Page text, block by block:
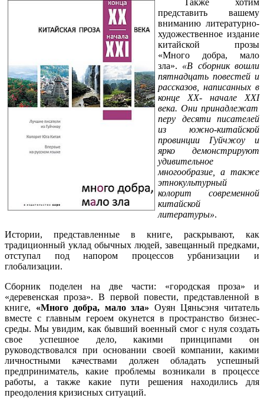
представить вашему
вниманию литературно-
художественное издание
китайской прозы
«Много добра, мало
зла». «В сборник вошли
пятнадцать повестей и
рассказов, написанных в
конце XX- начале XXI
века. Они принадлежат
перу десяти писателей
из южно-китайской
провинции Гуйчжоу и
ярко демонстрируют
удивительное
многообразие, а также
этнокультурный
колорит современной
китайской
литературы».
Истории, представленные в книге, раскрывают, как
традиционный уклад обычных людей, завещанный предками,
отступал под напором процессов урбанизации и
глобализации.
Сборник поделен на две части: «городская проза» и
«деревенская проза». В первой повести, представленной в
книге, «Много добра, мало зла» Оуян Цяньсэня читатель
вместе с главным героем окунется в пространство бизнес-
среды. Мы увидим, как бывший военный смог с нуля создать
свое успешное дело, какими принципами он
руководствовался при основании своей компании, какими
личностными качествами должен обладать успешный
предприниматель, какие проблемы возникали в процессе
работы, а также какие пути решения находились для
преодоления кризисных ситуаций.